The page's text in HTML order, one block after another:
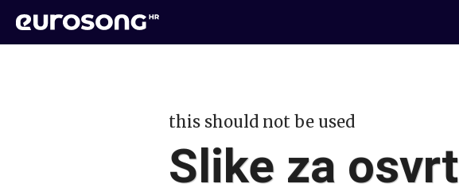
this should not be used
Slike za osvrt